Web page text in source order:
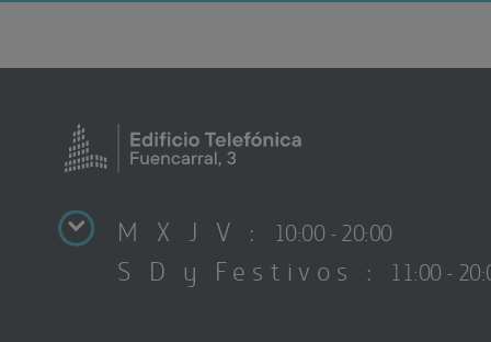
M X J V : 10:00 - 20:00
S D y Festivos : 11:00 -